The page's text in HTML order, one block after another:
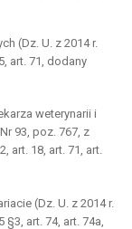
(Dz. U. z 2014 r.
art. 71, dodany
weterynarii i
93, poz. 767, z
art. 18, art. 71, art.
(Dz. U. z 2014 r.
art. 74, art. 74a,